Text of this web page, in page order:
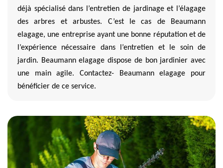
déjà spécialisé dans l’entretien de jardinage et l’élagage
des arbres et arbustes. C’est le cas de Beaumann
elagage, une entreprise ayant une bonne réputation et de
l’expérience nécessaire dans l’entretien et le soin de
jardin. Beaumann elagage dispose de bon jardinier avec
une main agile. Contactez- Beaumann elagage pour
bénéficier de ce service.